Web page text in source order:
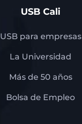
USB Cali
USB para empresas
La Universidad
Más de 50 años
Bolsa de Empleo